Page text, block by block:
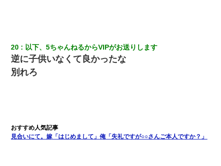
20 以下、5ちゃんねるからVIPがお送りします
逆に子供いなくて良かったな
別れろ
見合いにて。嫁「はじめまして」俺「失礼ですが○○さんご本人ですか？」